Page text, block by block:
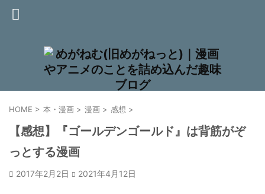
HOME > 本・漫画 > 漫画 > 感想 >
【感想】『ゴールデンゴールド』は背筋がぞ
っとする漫画
2017年2月2日 2021年4月12日